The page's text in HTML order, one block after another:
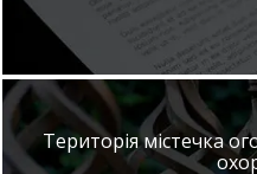
Територія містечка